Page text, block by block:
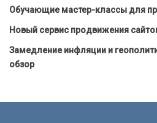
Обучающие мастер-классы для
Новый сервис продвижения
Замедление инфляции и
обзор